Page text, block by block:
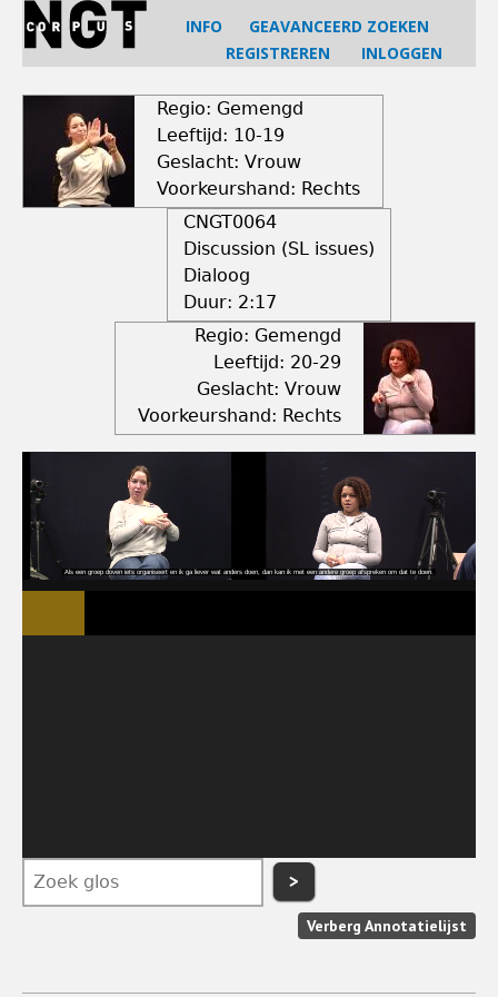
Jump
navigation
INFO
GEAVANCEERD ZOEKEN
REGISTREREN
INLOGGEN
Regio: Gemengd
Leeftijd: 10-19
Geslacht: Vrouw
Voorkeurshand: Rechts
CNGT0064
Discussion (SL issues)
Dialoog
Duur: 2:17
Regio: Gemengd
Leeftijd: 20-29
Geslacht: Vrouw
Voorkeurshand: Rechts
>
Verberg Annotatielijst